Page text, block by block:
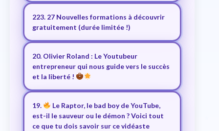
223. 27 Nouvelles formations à découvrir
gratuitement (durée limitée !)
20. Olivier Roland : Le Youtubeur
entrepreneur qui nous guide vers le succès
et la liberté !
19.
Le Raptor, le bad boy de YouTube,
est-il le sauveur ou le démon ? Voici tout
ce que tu dois savoir sur ce vidéaste